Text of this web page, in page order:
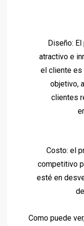
Diseño:
atractivo e
el cliente es
objetivo,
clientes
Costo: el
competitivo
esté en
Como puede